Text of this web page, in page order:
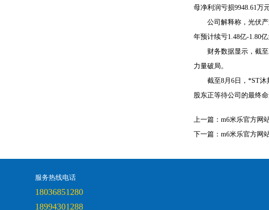
母净利润亏损9948.61万
公司解释称，光伏
年预计续亏1.48亿-1.80亿
财务数据显示，截
力量破局。
截至8月6日，*ST沐
股东正等待公司的最终命
上一篇： m6米乐官方网
下一篇： m6米乐官方网
服务热线电话
18036851280
18994301288